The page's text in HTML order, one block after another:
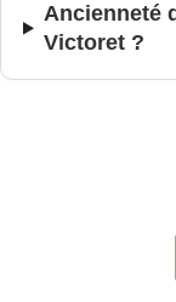
Ancienneté
Victoret ?